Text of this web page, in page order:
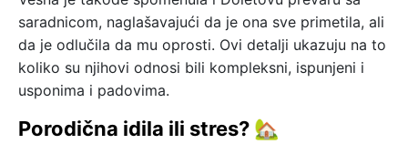
saradnicom, naglašavajući da je ona sve primetila, ali
da je odlučila da mu oprosti. Ovi detalji ukazuju na to
koliko su njihovi odnosi bili kompleksni, ispunjeni i
usponima i padovima.
Porodična idila ili stres? 🏡